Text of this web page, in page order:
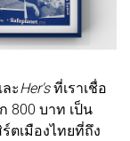
ะHer'sที่เราเชื่อ
800 บาท เป็น
ตเมืองไทยที่ถึง